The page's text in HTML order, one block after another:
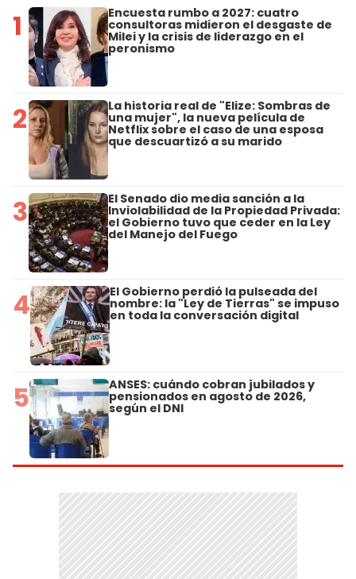
1 Encuesta rumbo a 2027: cuatro
consultoras midieron el desgaste de
Milei y la crisis de liderazgo en el
peronismo
2 La historia real de "Elize: Sombras de
una mujer", la nueva película de
Netflix sobre el caso de una esposa
que descuartizó a su marido
3 El Senado dio media sanción a la
Inviolabilidad de la Propiedad Privada:
el Gobierno tuvo que ceder en la Ley
del Manejo del Fuego
4 El Gobierno perdió la pulseada del
nombre: la "Ley de Tierras" se impuso
en toda la conversación digital
5 ANSES: cuándo cobran jubilados y
pensionados en agosto de 2026,
según el DNI